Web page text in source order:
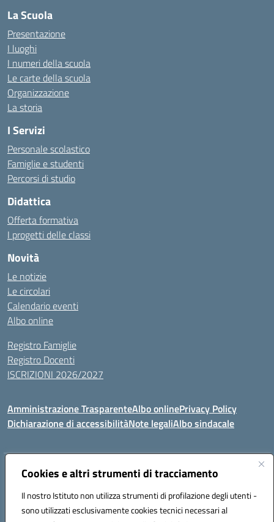
Cookies e altri strumenti di tracciamento
Il nostro Istituto non utilizza strumenti di profilazione degli utenti -
sono utilizzati esclusivamente cookies tecnici necessari al
La Scuola
Presentazione
I luoghi
I numeri della scuola
Le carte della scuola
Organizzazione
La storia
I Servizi
Personale scolastico
Famiglie e studenti
Percorsi di studio
Didattica
Offerta formativa
I progetti delle classi
Novità
Le notizie
Le circolari
Calendario eventi
Albo online
Registro Famiglie
Registro Docenti
ISCRIZIONI 2026/2027
Amministrazione TrasparenteAlbo onlinePrivacy Policy
Dichiarazione di accessibilitàNote legaliAlbo sindacale
Indirizzo:VIA S.VITTORIA, 11, 65024 MANOPPELLO (PE)
Posta elettronica certificata (PEC):peic81700n@pec.istruzione.it